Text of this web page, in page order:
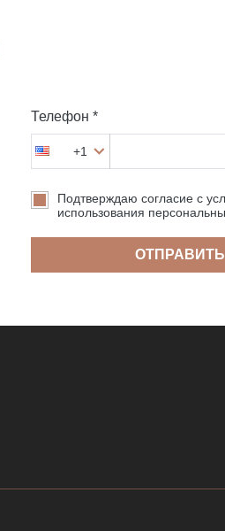
Телефон *
+1
Подтверждаю согласие с
использования
ОТПРАВИТЬ